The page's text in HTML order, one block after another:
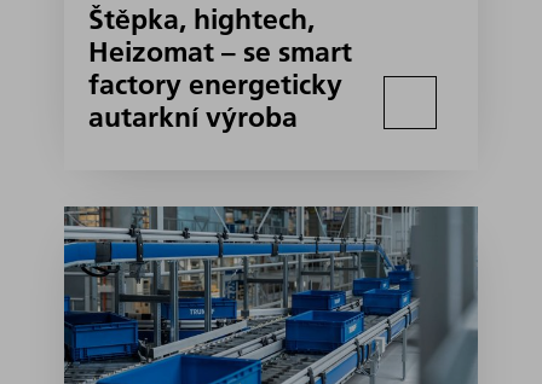
Štěpka, hightech,
Heizomat – se smart
factory energeticky
autarkní výroba